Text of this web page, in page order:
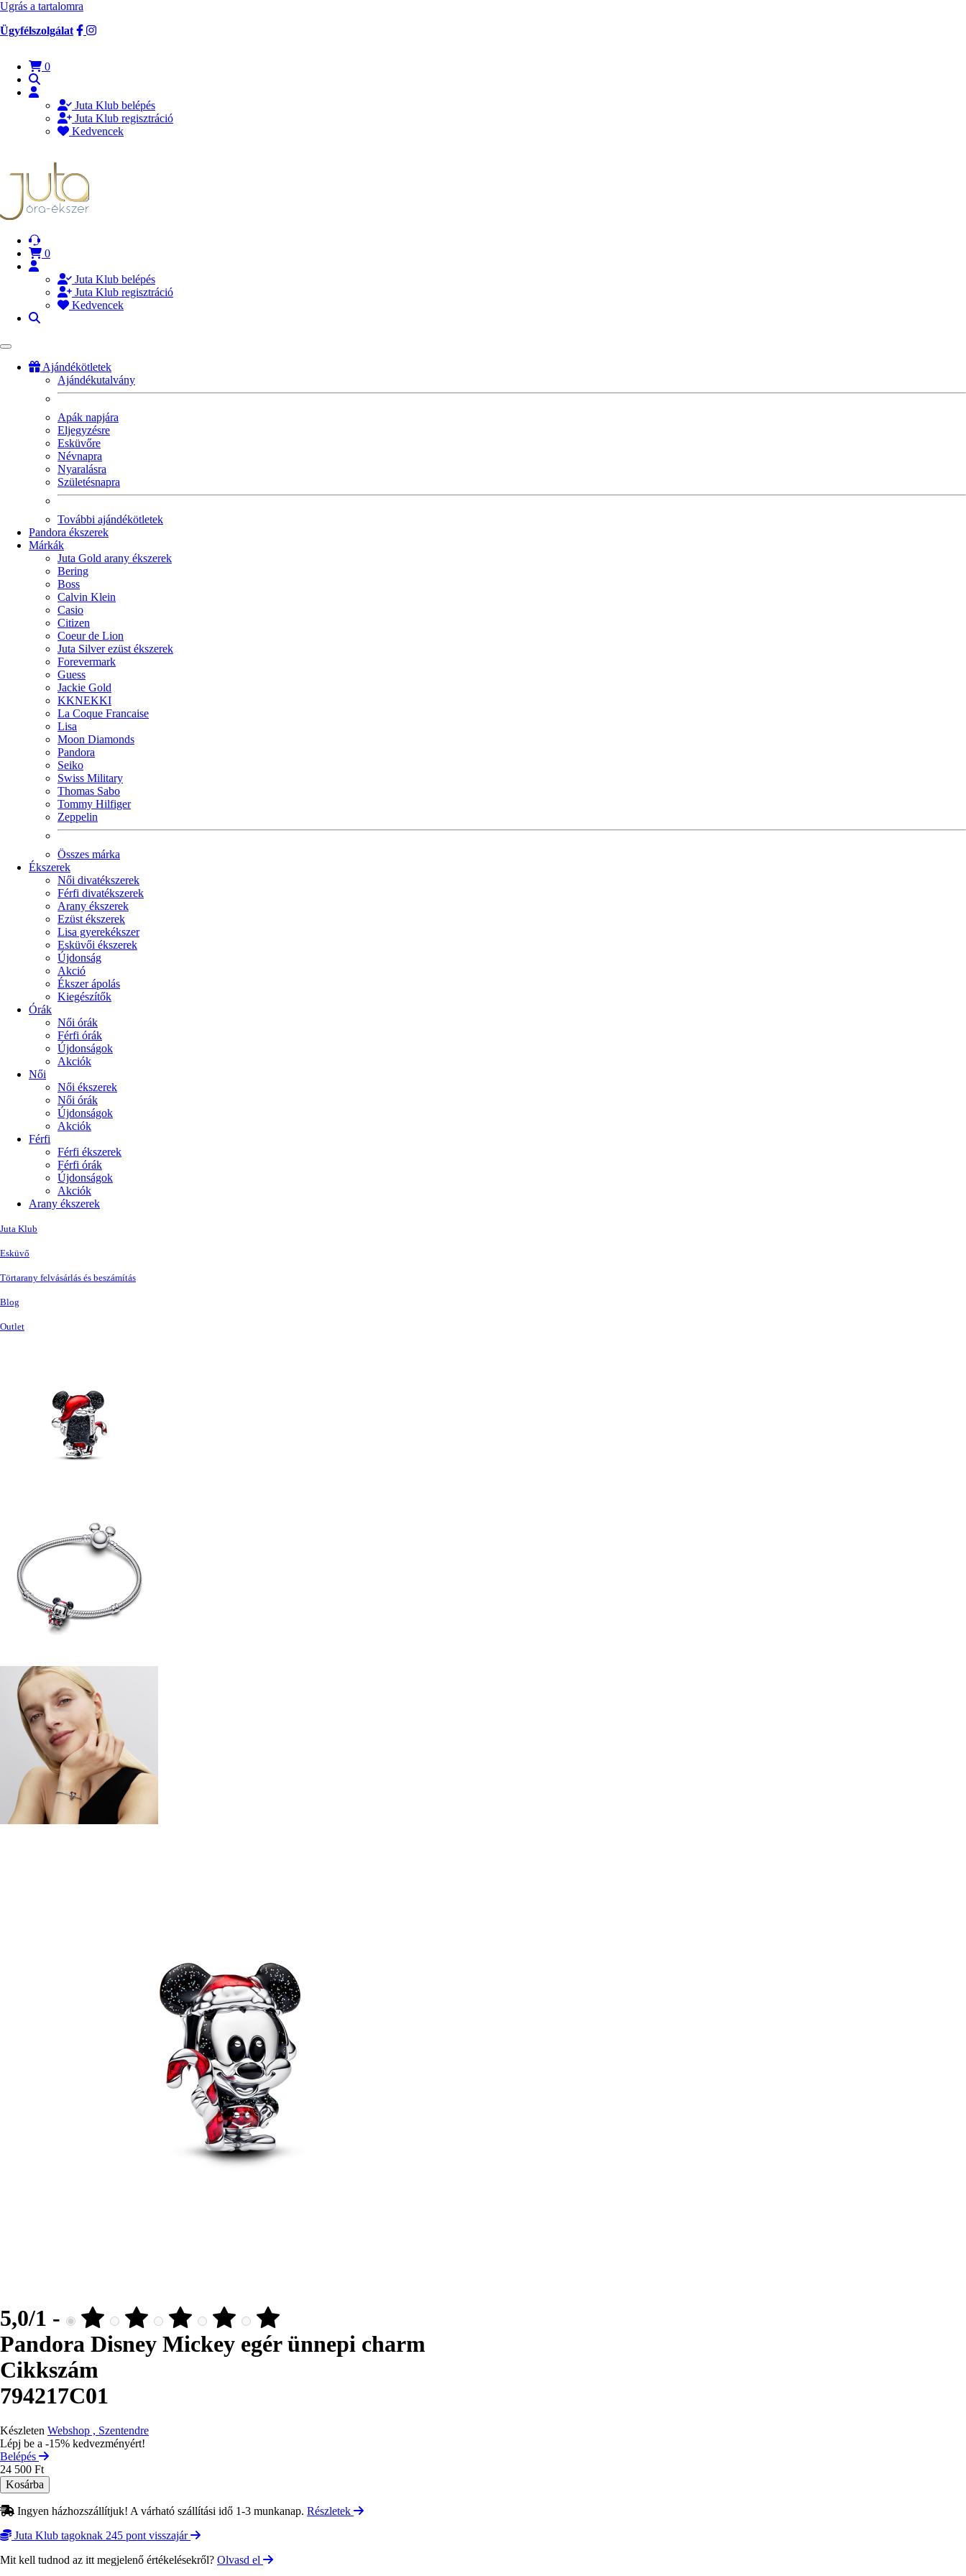
Ugrás a tartalomra
Ügyfélszolgálat
0
Juta Klub belépés
Juta Klub regisztráció
Kedvencek
0
Juta Klub belépés
Juta Klub regisztráció
Kedvencek
Ajándékötletek
Ajándékutalvány
Apák napjára
Eljegyzésre
Esküvőre
Névnapra
Nyaralásra
Születésnapra
További ajándékötletek
Pandora ékszerek
Márkák
Juta Gold arany ékszerek
Bering
Boss
Calvin Klein
Casio
Citizen
Coeur de Lion
Juta Silver ezüst ékszerek
Forevermark
Guess
Jackie Gold
KKNEKKI
La Coque Francaise
Lisa
Moon Diamonds
Pandora
Seiko
Swiss Military
Thomas Sabo
Tommy Hilfiger
Zeppelin
Összes márka
Ékszerek
Női divatékszerek
Férfi divatékszerek
Arany ékszerek
Ezüst ékszerek
Lisa gyerekékszer
Esküvői ékszerek
Újdonság
Akció
Ékszer ápolás
Kiegészítők
Órák
Női órák
Férfi órák
Újdonságok
Akciók
Női
Női ékszerek
Női órák
Újdonságok
Akciók
Férfi
Férfi ékszerek
Férfi órák
Újdonságok
Akciók
Arany ékszerek
Juta Klub
Esküvő
Törtarany felvásárlás és beszámítás
Blog
Outlet
5,0/1 -
Pandora Disney Mickey egér ünnepi charm
Cikkszám
794217C01
Készleten Webshop , Szentendre
Lépj be a -15% kedvezményért!
Belépés
24 500 Ft
Ingyen házhozszállítjuk! A várható szállítási idő 1-3 munkanap. Részletek
Juta Klub tagoknak 245 pont visszajár
Mit kell tudnod az itt megjelenő értékelésekről? Olvasd el